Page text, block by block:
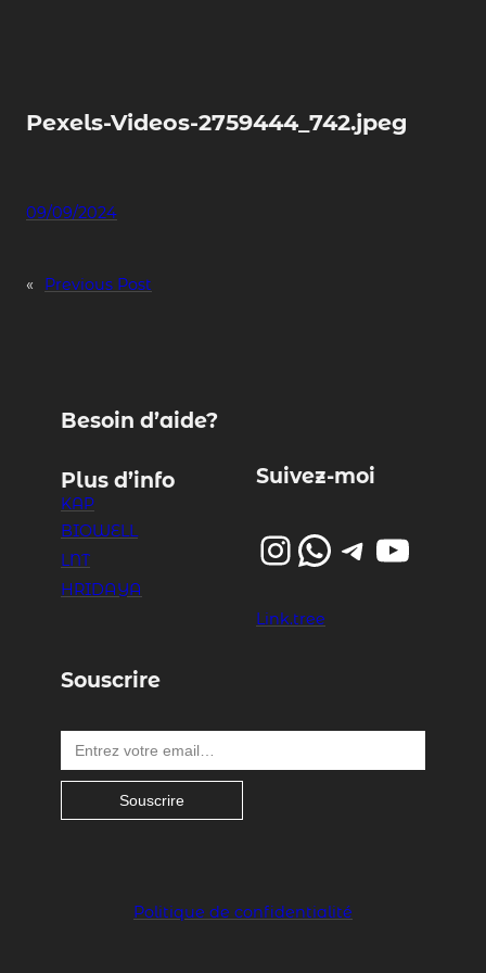
Pexels-Videos-2759444_742.jpeg
09/09/2024
« Previous Post
Besoin d’aide?
Plus d’info
KAP
BIOWELL
LNT
HRIDAYA
Suivez-moi
InstagramWhatsApp Telegram YouTube
Link.tree
Souscrire
Entrez votre email…
Souscrire
Politique de confidentialité